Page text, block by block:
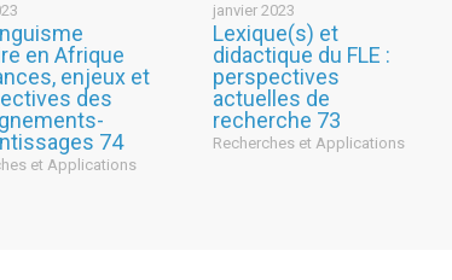
en Afrique
enjeux et
des
74
et Applications
janvier 2023
Lexique(s) et
didactique du FLE :
perspectives
actuelles de
recherche 73
Recherches et Applications